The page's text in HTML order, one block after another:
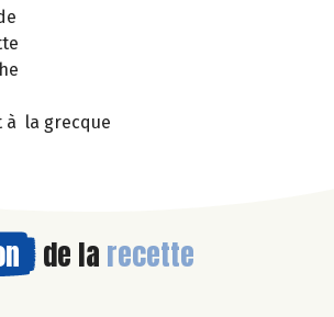
à la grecque
de la recette